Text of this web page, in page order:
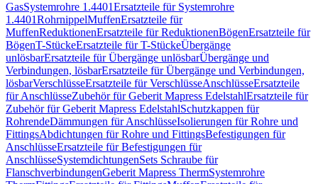
GasSystemrohre 1.4401Ersatzteile für Systemrohre
1.4401RohrnippelMuffenErsatzteile für
MuffenReduktionenErsatzteile für ReduktionenBögenErsatzteile für
BögenT-StückeErsatzteile für T-StückeÜbergänge
unlösbarErsatzteile für Übergänge unlösbarÜbergänge und
Verbindungen, lösbarErsatzteile für Übergänge und Verbindungen,
lösbarVerschlüsseErsatzteile für VerschlüsseAnschlüsseErsatzteile
für AnschlüsseZubehör für Geberit Mapress EdelstahlErsatzteile für
Zubehör für Geberit Mapress EdelstahlSchutzkappen für
RohrendeDämmungen für AnschlüsseIsolierungen für Rohre und
FittingsAbdichtungen für Rohre und FittingsBefestigungen für
AnschlüsseErsatzteile für Befestigungen für
AnschlüsseSystemdichtungenSets Schraube für
FlanschverbindungenGeberit Mapress ThermSystemrohre